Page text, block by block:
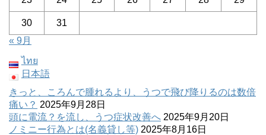
30
31
« 9月
ไทย
日本語
きっと、ころんで腫れるより、うつで飛び降りるのは数倍
痛い？ 2025年9月28日
頭に電流？を流し、うつ症状改善へ 2025年9月20日
ノミニー行為とは(名義貸し等) 2025年8月16日